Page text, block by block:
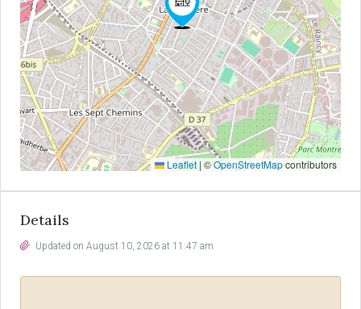
Leaflet | ©OpenStreetMapcontributors
Details
Updated on August 10, 2026 at 11:47 am